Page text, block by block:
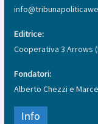
Editrice:
Cooperativa 3 Arrows
Fondatori:
Alberto Chezzi e
Info